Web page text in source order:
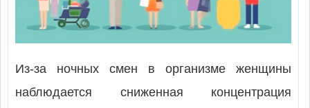
Из-за ночных смен в организме женщины
наблюдается сниженная концентрация